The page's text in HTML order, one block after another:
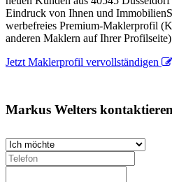
Eindruck von Ihnen und
werbefreies Premium-Maklerprofil
anderen Maklern auf Ihrer
Jetzt Maklerprofil vervollständigen
Markus Welters